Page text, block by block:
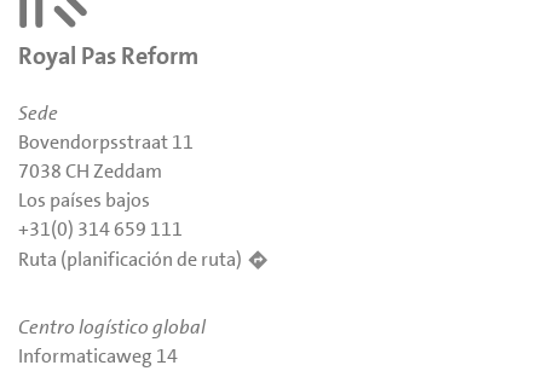
Royal Pas Reform
Sede
Bovendorpsstraat 11
7038 CH Zeddam
Los países bajos
+31(0) 314 659 111
Ruta (planificación de ruta)
Centro logístico global
Informaticaweg 14